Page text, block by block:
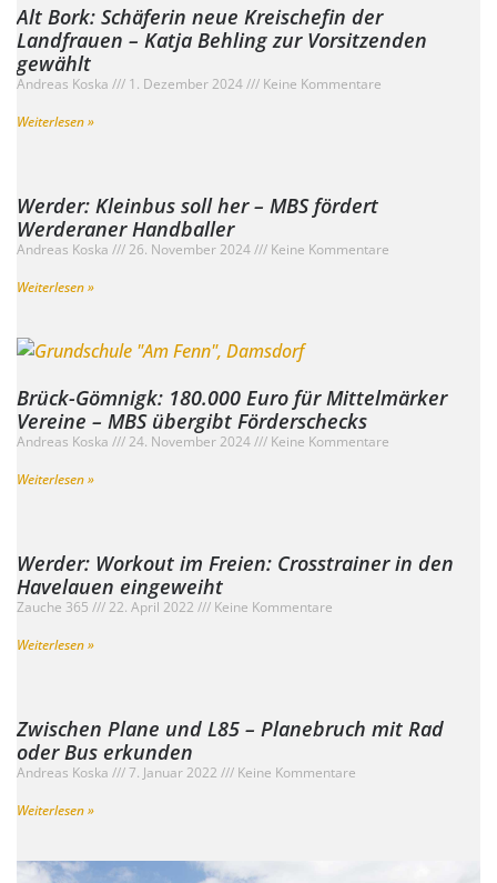
Alt Bork: Schäferin neue Kreischefin der
Landfrauen – Katja Behling zur Vorsitzenden
gewählt
Andreas Koska 1. Dezember 2024
Keine Kommentare
Weiterlesen »
Werder: Kleinbus soll her – MBS fördert
Werderaner Handballer
Andreas Koska 26. November 2024
Keine Kommentare
Weiterlesen »
Brück-Gömnigk: 180.000 Euro für Mittelmärker
Vereine – MBS übergibt Förderschecks
Andreas Koska 24. November 2024
Keine Kommentare
Weiterlesen »
Werder: Workout im Freien: Crosstrainer in den
Havelauen eingeweiht
Zauche 365 22. April 2022
Keine Kommentare
Weiterlesen »
Zwischen Plane und L85 – Planebruch mit Rad
oder Bus erkunden
Andreas Koska 7. Januar 2022
Keine Kommentare
Weiterlesen »